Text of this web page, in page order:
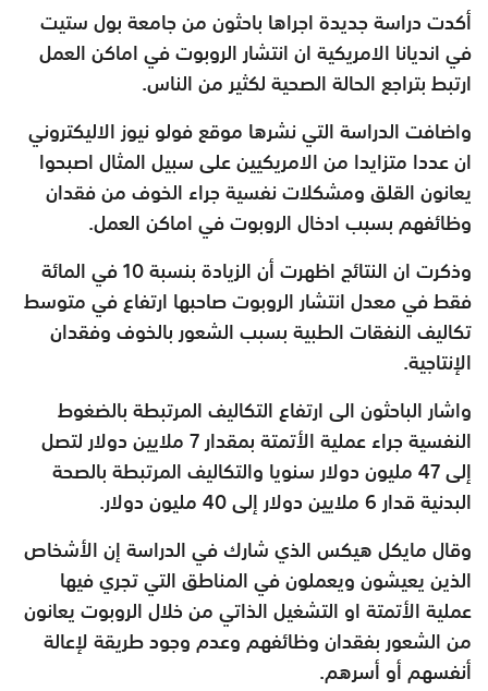
أكدت دراسة جديدة اجراها باحثون من جامعة بول ستيت
في انديانا الامريكية ان انتشار الروبوت في اماكن العمل
ارتبط بتراجع الحالة الصحية لكثير من الناس.
واضافت الدراسة التي نشرها موقع فولو نيوز الاليكتروني
ان عددا متزايدا من الامريكيين على سبيل المثال اصبحوا
يعانون القلق ومشكلات نفسية جراء الخوف من فقدان
وظائفهم بسبب ادخال الروبوت في اماكن العمل.
وذكرت ان النتائج اظهرت أن الزيادة بنسبة 10 في المائة
فقط في معدل انتشار الروبوت صاحبها ارتفاع في متوسط ​​
تكاليف النفقات الطبية بسبب الشعور بالخوف وفقدان
الإنتاجية.
واشار الباحثون الى ارتفاع التكاليف المرتبطة بالضغوط
النفسية جراء عملية الأتمتة بمقدار 7 ملايين دولار لتصل
إلى 47 مليون دولار سنويا والتكاليف المرتبطة بالصحة
البدنية قدار 6 ملايين دولار إلى 40 مليون دولار.
وقال مايكل هيكس الذي شارك في الدراسة إن الأشخاص
الذين يعيشون ويعملون في المناطق التي تجري فيها
عملية الأتمتة او التشغيل الذاتي من خلال الروبوت يعانون
من الشعور بفقدان وظائفهم وعدم وجود طريقة لإعالة
أنفسهم أو أسرهم.